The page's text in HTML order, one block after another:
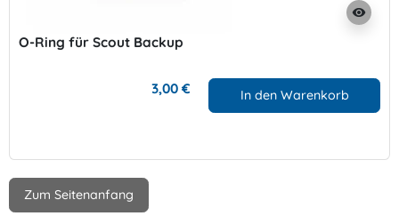
visibility
O-Ring für Scout Backup
3,00 € In den Warenkorb
Zum Seitenanfang